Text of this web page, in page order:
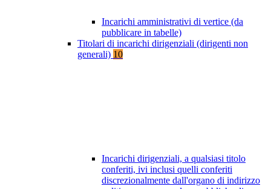
Incarichi amministrativi di vertice (da
pubblicare in tabelle)
Titolari di incarichi dirigenziali (dirigenti non
generali) 10
Incarichi dirigenziali, a qualsiasi titolo
conferiti, ivi inclusi quelli conferiti
discrezionalmente dall'organo di indirizzo